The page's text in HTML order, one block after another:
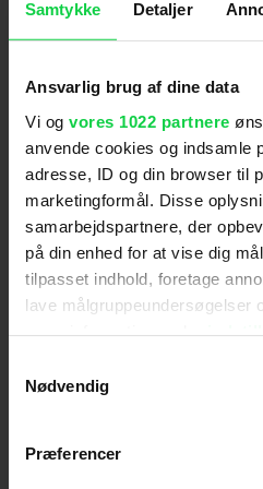
Samtykke Detaljer
Ansvarlig brug af dine data
Vi og vores 1022 partnere
anvende cookies og indsamle
adresse, ID og din browser til
marketingformål. Disse
samarbejdspartnere, der
på din enhed for at vise dig
tilpasset indhold, foretage
lave målgruppeundersøgelser
tilbage eller ændre indstillinger
"Cookiedeklaration", eller ved
Nødvendig
Præferencer
'The Super Mario Galaxy
biografpremiere allerede til
Se teaser-
For at se dette
marketingcookies
for at ændre dine
Følg os for de seneste